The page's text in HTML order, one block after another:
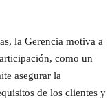
la Gerencia motiva a
como un
asegurar la
de los clientes y